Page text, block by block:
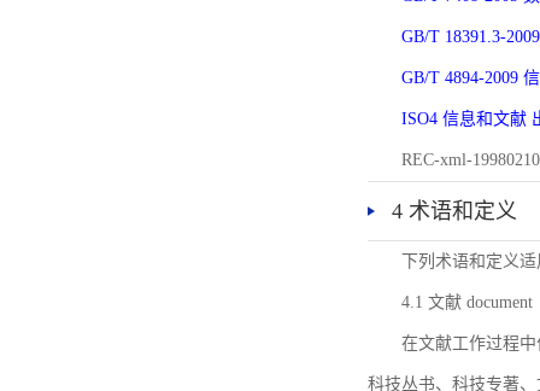
GB/T 18391.3-
GB/T 4894-2009
ISO4 信息和文献
REC-xml-
4 术语和定义
下列术语和定义
4.1 文献 document
在文献工作过程
科技丛书、科技专著